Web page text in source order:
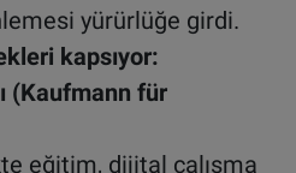
yürürlüğe girdi.
kapsıyor:
(Kaufmann für
eğitim, dijital çalışma